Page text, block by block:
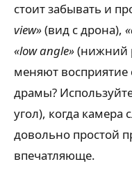
стоит забывать и
view»(вид с дрона),
«low angle»(нижний
меняют восприятие
драмы?
угол), когда камера
довольно простой
впечатляюще.